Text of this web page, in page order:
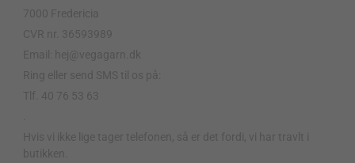
7000 Fredericia
CVR nr. 36593989
Email: hej@vegagarn.dk
Ring eller send SMS til os på:
Tlf. 40 76 53 63
Hvis vi ikke lige tager telefonen, så er det fordi, vi har travlt i
butikken.